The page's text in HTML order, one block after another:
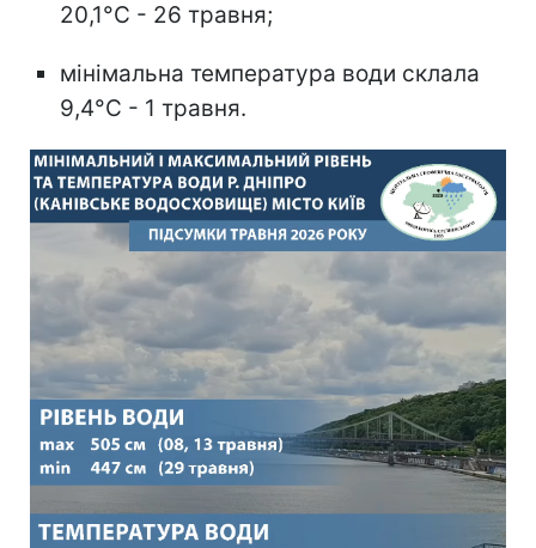
20,1°С - 26 травня;
мінімальна температура води склала
9,4°С - 1 травня.